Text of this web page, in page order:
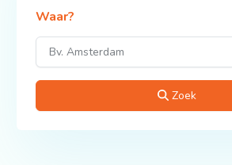
Waar?
Zoek